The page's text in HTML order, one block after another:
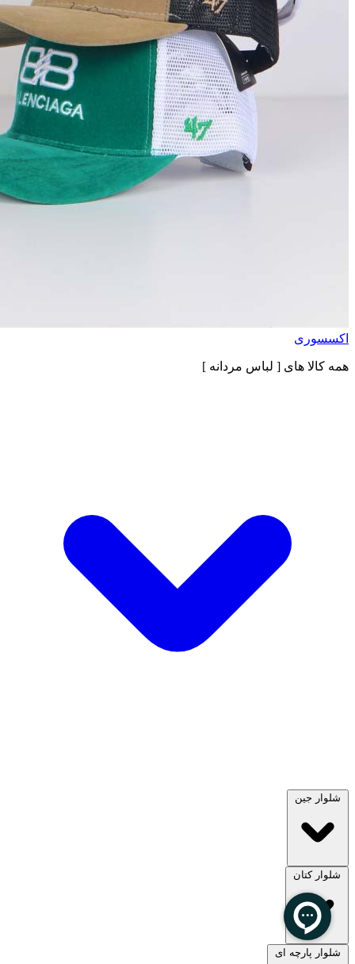
اکسسوری
همه کالا های [ لباس مردانه ]
شلوار جین
مشاهده همه
شلوار کتان
شلوار پارچه ای